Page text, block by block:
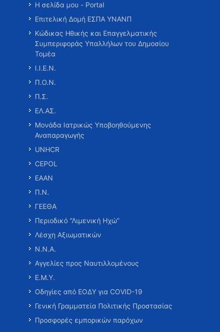
Η σελίδα μου - Portal
Επιτελική Δομή ΕΣΠΑ ΥΝΑΝΠ
Κώδικας Ηθικής και Επαγγελματικής
Συμπεριφοράς Υπαλλήλων του Δημοσίου
Τομέα
Ι.Ι.Ε.Ν.
Π.Ο.Ν.
Π.Σ.
ΕΛ.ΑΣ.
Μονάδα Ιατρικώς Υποβοηθούμενης
Αναπαραγωγής
UNHCR
CEPOL
ΕΑΑΝ
Π.Ν.
ΓΕΕΘΑ
Περιοδικό “Λιμενική Ηχώ”
Λέσχη Αξιωματικών
Ν.Ν.Α.
Αγγελίες προς Ναυτιλλομένους
Ε.Μ.Υ.
Οδηγίες από ΕΟΔΥ για COVID-19
Γενική Γραμματεία Πολιτικής Προστασίας
Προσφορές εμπορικών παρόχων